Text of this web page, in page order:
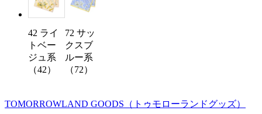
42 ライ
トベー
ジュ系
（42）
72 サッ
クスブ
ルー系
（72）
TOMORROWLAND GOODS （トゥモローランドグッズ）